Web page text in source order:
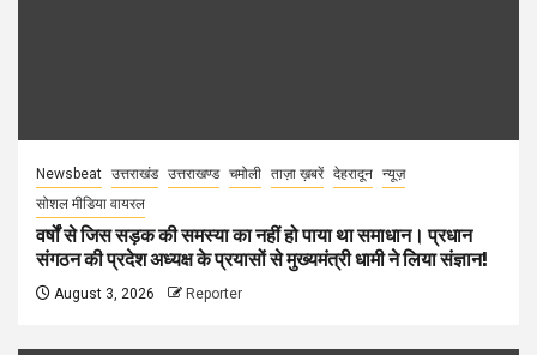
Newsbeat उत्तराखंड उत्तराखण्ड चमोली ताज़ा ख़बरें देहरादून न्यूज़
सोशल मीडिया वायरल
वर्षों से जिस सड़क की समस्या का नहीं हो पाया था समाधान। प्रधान
संगठन की प्रदेश अध्यक्ष के प्रयासों से मुख्यमंत्री धामी ने लिया संज्ञान!
August 3, 2026 Reporter